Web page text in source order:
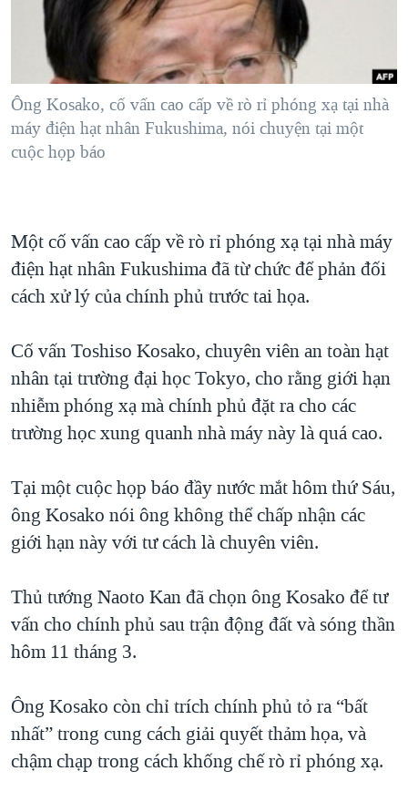
"Tìm"NGƯỜI VIỆT HẢI NGOẠI
ĐỜI SỐNG
KINH TẾ
KHOA HỌC
SỨC KHOẺ
GIÁO DỤC
TẠI
HÀNH TRÌNH BẦU CỬ 2024
MỘT NĂM CHIẾN TRANH TẠI DẢI GAZA
GIẢI MÃ VÀNH ĐAI & CON ĐƯỜNG
NGÀY TỊ NẠN THẾ GIỚI
CHI PHÍ CHIẾN TRANH AFGHANISTAN
CÁC GIÁ TRỊ CỘNG HÒA Ở VIỆT NAM
THƯỢNG ĐỈNH TRUMP-KIM TẠI VIỆT NAM
NGƯ DÂN VIỆT VÀ LÀN SÓNG TRỘM HẢI SÂM
BÊN KIA QUỐC LỘ: TIẾNG VỌNG TỪ NÔNG THÔN MỸ
QUAN HỆ VIỆT MỸ
VIDEO
NGHE
MẠNG XÃ HỘI
Ông Kosako, cố vấn cao cấp về rò rỉ phóng xạ tại nhà
máy điện hạt nhân Fukushima, nói chuyện tại một
cuộc họp báo
Một cố vấn cao cấp về rò rỉ phóng xạ tại nhà máy
điện hạt nhân Fukushima đã từ chức để phản đối
cách xử lý của chính phủ trước tai họa.
Cố vấn Toshiso Kosako, chuyên viên an toàn hạt
nhân tại trường đại học Tokyo, cho rằng giới hạn
nhiễm phóng xạ mà chính phủ đặt ra cho các
trường học xung quanh nhà máy này là quá cao.
Tại một cuộc họp báo đầy nước mắt hôm thứ Sáu,
ông Kosako nói ông không thể chấp nhận các
giới hạn này với tư cách là chuyên viên.
Thủ tướng Naoto Kan đã chọn ông Kosako để tư
vấn cho chính phủ sau trận động đất và sóng thần
hôm 11 tháng 3.
Ông Kosako còn chỉ trích chính phủ tỏ ra “bất
nhất” trong cung cách giải quyết thảm họa, và
chậm chạp trong cách khống chế rò rỉ phóng xạ.